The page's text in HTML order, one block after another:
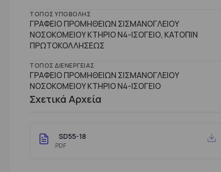
ΤΌΠΟΣ ΥΠΟΒΟΛΉΣ
ΓΡΑΦΕΙΟ ΠΡΟΜΗΘΕΙΩΝ ΣΙΣΜΑΝΟΓΛΕΙΟΥ
ΝΟΣΟΚΟΜΕΙΟΥ ΚΤΗΡΙΟ Ν4-ΙΣΟΓΕΙΟ, ΚΑΤΟΠΙΝ
ΠΡΩΤΟΚΟΛΛΗΣΕΩΣ
ΤΌΠΟΣ ΔΙΕΝΈΡΓΕΙΑΣ
ΓΡΑΦΕΙΟ ΠΡΟΜΗΘΕΙΩΝ ΣΙΣΜΑΝΟΓΛΕΙΟΥ
ΝΟΣΟΚΟΜΕΙΟΥ ΚΤHΡΙΟ Ν4-ΙΣΟΓΕΙΟ
Σχετικά Αρχεία
SD55-18
.PDF